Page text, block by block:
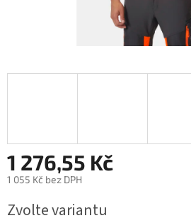
1 276,55 Kč
1 055 Kč bez DPH
cena:
Zvolte variantu